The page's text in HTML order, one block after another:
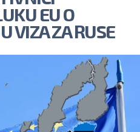
EU O
VIZA ZA RUSE